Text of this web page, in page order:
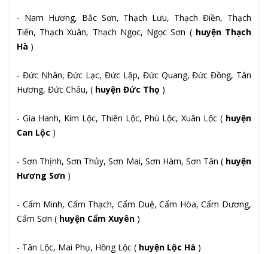
- Nam Hương, Bắc Sơn, Thạch Lưu, Thạch Điền, Thạch
Tiến, Thạch Xuân, Thạch Ngọc, Ngọc Sơn (huyện Thạch
Hà )
- Đức Nhân, Đức Lạc, Đức Lập, Đức Quang, Đức Đồng, Tân
Hương, Đức Châu, ( huyện Đức Thọ )
- Gia Hanh, Kim Lộc, Thiên Lộc, Phú Lộc, Xuân Lộc ( huyện
Can Lộc )
- Sơn Thịnh, Sơn Thủy, Sơn Mai, Sơn Hàm, Sơn Tân (huyện
Hương Sơn )
- Cẩm Minh, Cẩm Thạch, Cẩm Duệ, Cẩm Hòa, Cẩm Dương,
Cẩm Sơn ( huyện Cẩm Xuyên )
- Tân Lộc, Mai Phụ, Hồng Lộc ( huyện Lộc Hà )